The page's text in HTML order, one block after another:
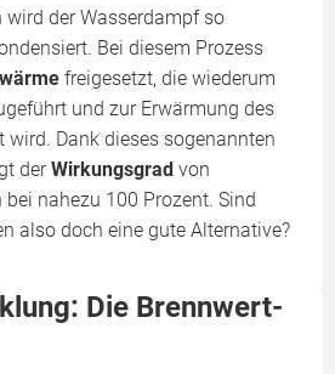
wird der Wasserdampf so
Bei diesem Prozess
freigesetzt, die wiederum
und zur Erwärmung des
wird. Dank dieses sogenannten
derWirkungsgrad von
nahezu 100 Prozent. Sind
also doch eine gute Alternative?
Die Brennwert-